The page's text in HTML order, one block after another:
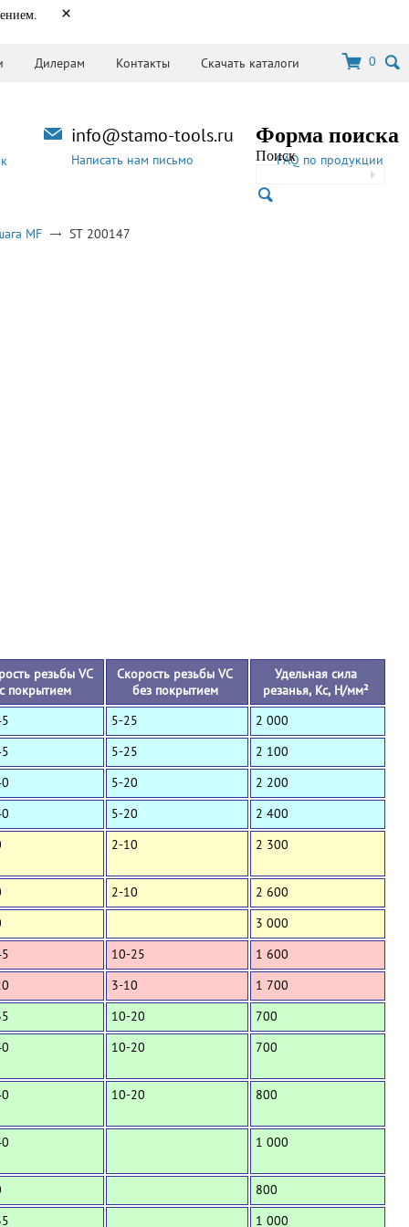
×
Дилерам Контакты Скачать каталоги 0
Форма поиска
ПоискFAQ по продукции
info@stamo-tools.ru
Написать нам письмо
MF ST 200147
резьбы VC
с покрытием
Скорость резьбы VC
без покрытием
Удельная сила
резанья, Кс, Н/мм²
5-25
2 000
5-25
2 100
5-20
2 200
5-20
2 400
2-10 2 300
2-10
2 600
3 000
10-25
1 600
3-10
1 700
10-20
700
10-20 700
10-20 800
1 000
800
1 000